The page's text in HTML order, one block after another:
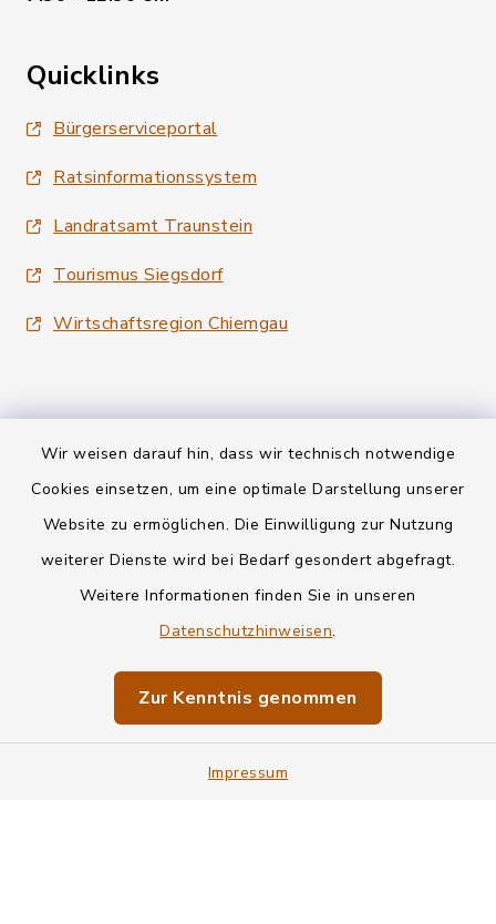
Wir weisen darauf hin, dass wir technisch notwendige
Cookies einsetzen, um eine optimale Darstellung unserer
Website zu ermöglichen. Die Einwilligung zur Nutzung
weiterer Dienste wird bei Bedarf gesondert abgefragt.
Weitere Informationen finden Sie in unseren
Datenschutzhinweisen.
Zur Kenntnis genommen
Impressum
Quicklinks
Bürgerserviceportal
Ratsinformationssystem
Landratsamt Traunstein
Tourismus Siegsdorf
Wirtschaftsregion Chiemgau
Kontakt
Informationspflichten
Impressum
Sitemap